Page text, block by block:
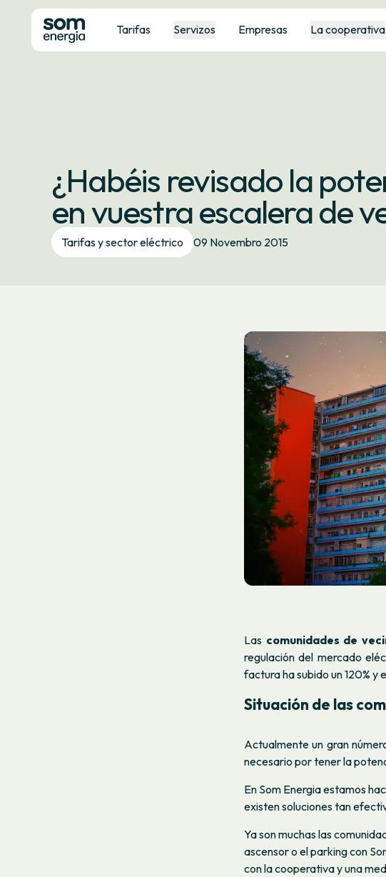
Tarifas Servizos Empresas La cooperativa
¿Habéis revisado la
en vuestra escalera de
Tarifas y sector eléctrico 09 Novembro 2015
Las comunidades de
regulación del mercado
factura ha subido un 120% y
Situación de las
Actualmente un gran
necesario por tener la
En Som Energia estamos
existen soluciones tan
Ya son muchas las
ascensor o el parking con
con la cooperativa y una